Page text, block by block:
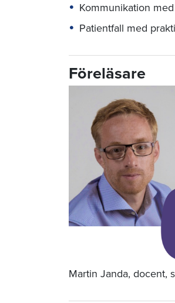
Kommunikation
Patientfall med
Föreläsare
Martin Janda, docent,